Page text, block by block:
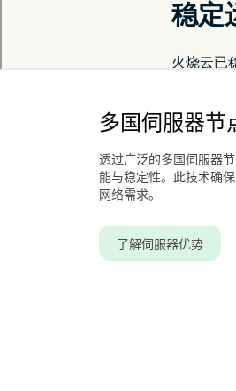
多国伺服器节
透过广泛的多国伺服器
能与稳定性。此技术确
网络需求。
了解伺服器优势